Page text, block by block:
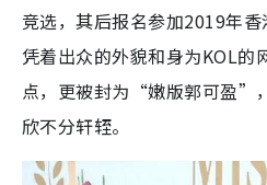
竞选，其后报名参加2019年
凭着出众的外貌和身为KOL的
点，更被封为“嫩版郭可盈”
欣不分轩轾。